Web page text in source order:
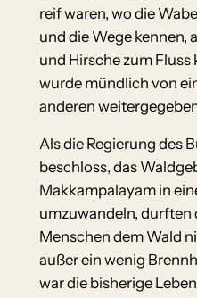
reif waren, wo die
und die Wege kennen,
und Hirsche zum Fluss
wurde mündlich von
anderen
Als die Regierung des
beschloss, das
Makkampalayam in
umzuwandeln, durften
Menschen dem Wald
außer ein wenig
war die bisherige